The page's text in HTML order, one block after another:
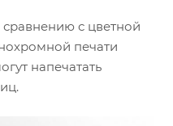
с цветной
печати
напечатать